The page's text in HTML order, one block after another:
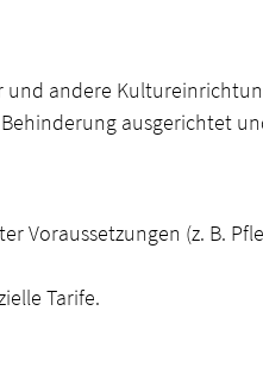
und andere
ausgerichtet
Voraussetzungen (z. B.
Tarife.